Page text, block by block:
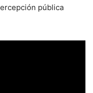
pública